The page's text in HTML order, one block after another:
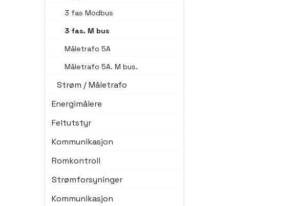
3 fas Modbus
3 fas. M bus
Måletrafo 5A
Måletrafo 5A. M bus.
Strøm / Måletrafo
Energimålere
Feltutstyr
Kommunikasjon
Romkontroll
Strømforsyninger
Kommunikasjon